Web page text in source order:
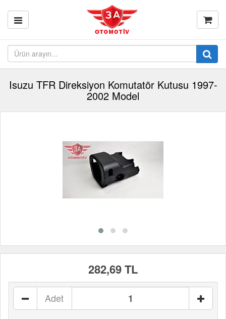
Isuzu TFR Direksiyon Komutatör Kutusu 1997-
2002 Model
282,69 TL
Adet